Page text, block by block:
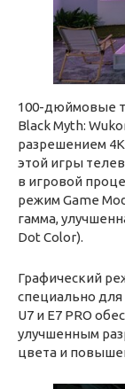
100-дюймовые
Black Myth:
разрешением
этой игры
в игровой
режим Game
гамма,
Dot Color).
Графический
специально для
U7 и E7 PRO
улучшенным
цвета и